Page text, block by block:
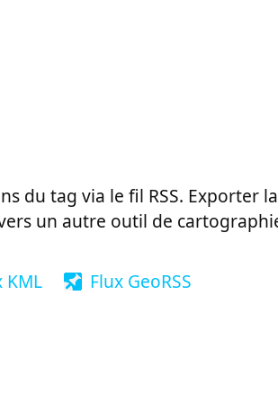
du tag via le fil RSS. Exporter
un autre outil de
KML Flux GeoRSS